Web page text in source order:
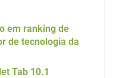
em ranking de
de tecnologia da
Tab 10.1